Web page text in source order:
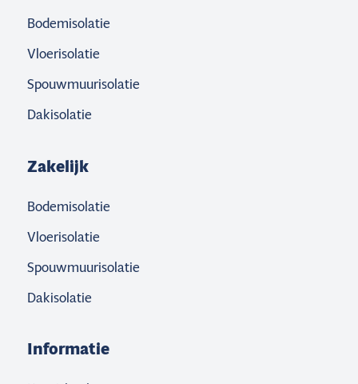
Bodemisolatie
Vloerisolatie
Spouwmuurisolatie
Dakisolatie
Zakelijk
Bodemisolatie
Vloerisolatie
Spouwmuurisolatie
Dakisolatie
Informatie